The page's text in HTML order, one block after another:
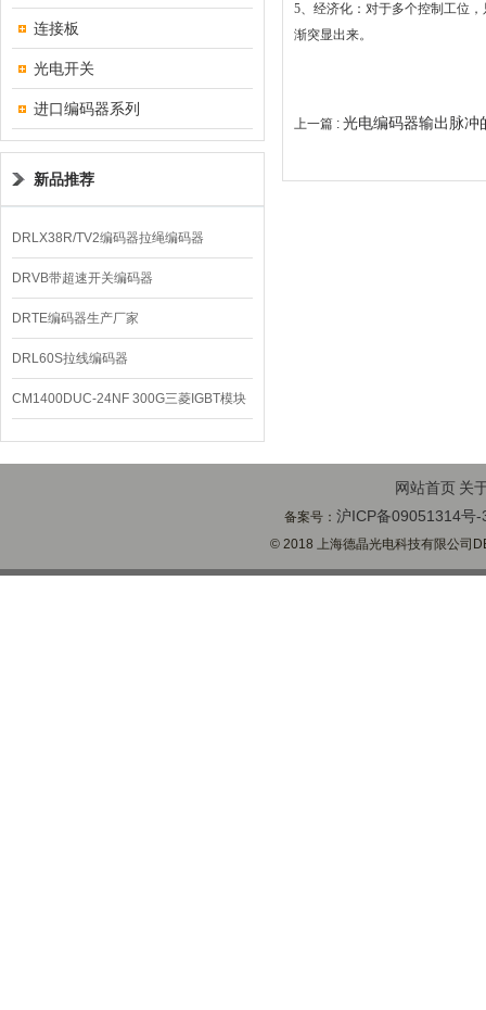
连接板
光电开关
进口编码器系列
新品推荐
DRLX38R/TV2编码器拉绳编码器
DRVB带超速开关编码器
DRTE编码器生产厂家
DRL60S拉线编码器
CM1400DUC-24NF 300G三菱IGBT模块
5、经济化：对于多个控制工位
渐突显出来。
上一篇 : 光电编码器输出脉冲
网站首页 关
备案号：沪ICP备09051314号-
© 2018 上海德晶光电科技有限公司